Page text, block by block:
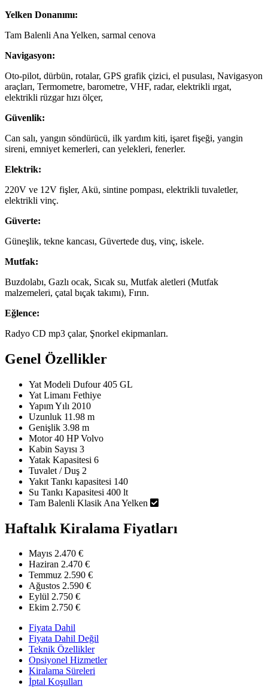
Yelken Donanımı:
Tam Balenli Ana Yelken, sarmal cenova
Navigasyon:
Oto-pilot, dürbün, rotalar, GPS grafik çizici, el pusulası, Navigasyon
araçları, Termometre, barometre, VHF, radar, elektrikli ırgat,
elektrikli rüzgar hızı ölçer,
Güvenlik:
Can salı, yangın söndürücü, ilk yardım kiti, işaret fişeği, yangin
sireni, emniyet kemerleri, can yelekleri, fenerler.
Elektrik:
220V ve 12V fişler, Akü, sintine pompası, elektrikli tuvaletler,
elektrikli vinç.
Güverte:
Güneşlik, tekne kancası, Güvertede duş, vinç, iskele.
Mutfak:
Buzdolabı, Gazlı ocak, Sıcak su, Mutfak aletleri (Mutfak
malzemeleri, çatal bıçak takımı), Fırın.
Eğlence:
Radyo CD mp3 çalar, Şnorkel ekipmanları.
Genel Özellikler
Yat Modeli Dufour 405 GL
Yat Limanı Fethiye
Yapım Yılı 2010
Uzunluk 11.98 m
Genişlik 3.98 m
Motor 40 HP Volvo
Kabin Sayısı 3
Yatak Kapasitesi 6
Tuvalet / Duş 2
Yakıt Tankı kapasitesi 140
Su Tankı Kapasitesi 400 lt
Tam Balenli Klasik Ana Yelken
Haftalık Kiralama Fiyatları
Mayıs 2.470 €
Haziran 2.470 €
Temmuz 2.590 €
Ağustos 2.590 €
Eylül 2.750 €
Ekim 2.750 €
Fiyata Dahil
Fiyata Dahil Değil
Teknik Özellikler
Opsiyonel Hizmetler
Kiralama Süreleri
İptal Koşulları